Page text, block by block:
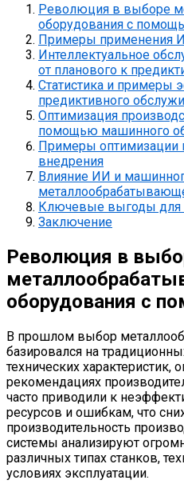
Революция в выборе
оборудования с
Примеры применения
Интеллектуальное
от планового к
Статистика и примеры
предиктивного
Оптимизация
помощью машинного
Примеры оптимизации
внедрения
Влияние ИИ и
Ключевые выгоды для
Заключение
Революция в
оборудования с
В прошлом выбор
базировался на
технических
рекомендациях
часто приводили к
ресурсов и ошибкам, что
производительность
системы анализируют
различных типах станков,
условиях эксплуатации.